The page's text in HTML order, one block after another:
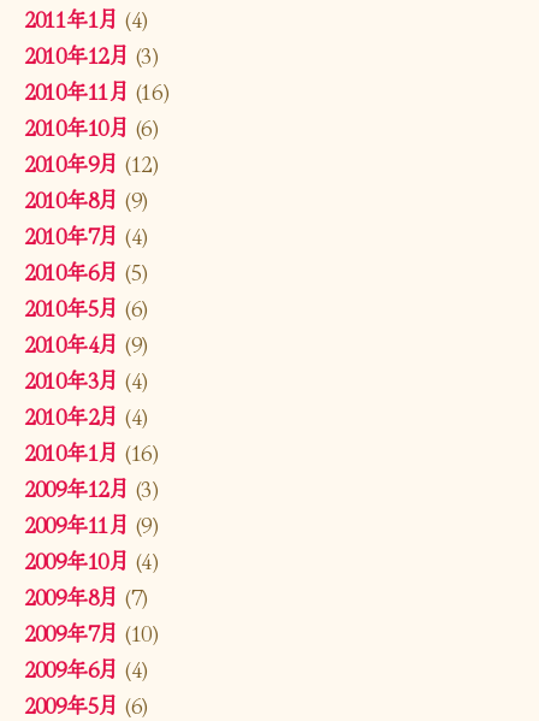
2011年1月 (4)
2010年12月 (3)
2010年11月 (16)
2010年10月 (6)
2010年9月 (12)
2010年8月 (9)
2010年7月 (4)
2010年6月 (5)
2010年5月 (6)
2010年4月 (9)
2010年3月 (4)
2010年2月 (4)
2010年1月 (16)
2009年12月 (3)
2009年11月 (9)
2009年10月 (4)
2009年8月 (7)
2009年7月 (10)
2009年6月 (4)
2009年5月 (6)